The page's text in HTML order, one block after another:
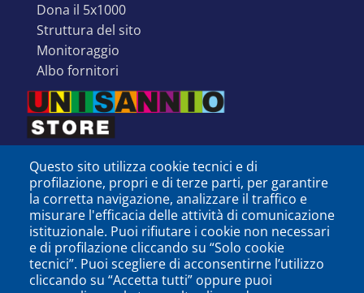
dona il 5x1000
struttura del sito
monitoraggio
albo fornitori
Questo sito utilizza cookie tecnici e di
profilazione, propri e di terze parti, per garantire
la corretta navigazione, analizzare il traffico e
misurare l'efficacia delle attività di comunicazione
istituzionale. Puoi rifiutare i cookie non necessari
e di profilazione cliccando su “Solo cookie
tecnici”. Puoi scegliere di acconsentirne l’utilizzo
cliccando su “Accetta tutti” oppure puoi